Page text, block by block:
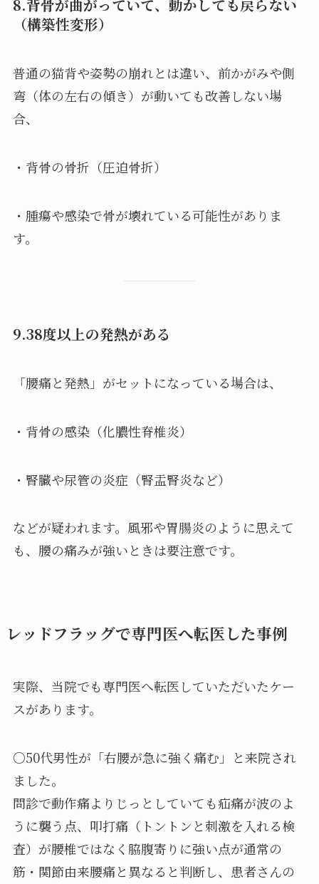
8.背骨が曲がっていて、動かしても戻らない
（構築性変形）
普通の猫背や姿勢の崩れとは違い、前かがみや側
弯（体の左右の傾き）が動いても改善しない場
合、
・背骨の骨折（圧迫骨折）
・腫瘍や感染で骨が壊れている可能性がありま
す。
9.38度以上の発熱がある
「腰痛と発熱」がセットになっている場合は、
・背骨の感染（化膿性脊椎炎）
・腎臓や尿管の炎症（腎盂腎炎など）
などが疑われます。風邪や胃腸炎のように思えて
も、腰の痛みが強いときは要注意です。
レッドフラッグで専門医へ転医した事例
実際、当院でも専門医へ転医していただいたケー
スがあります。
○50代男性が「右腰が急に強く痛む」と来院され
ました。
問診で動作痛よりじっとしていても疝痛が波のよ
うに襲う点、叩打痛（トントンと刺激を入れる検
査）が腰椎ではなく脇腹寄りに強い点が通常の
筋・関節由来腰痛と異なると判断し、患者さんの